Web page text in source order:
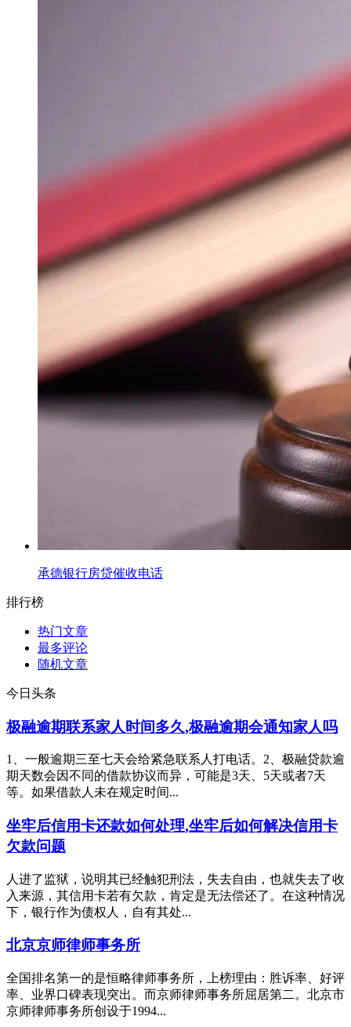
承德银行房贷催收电话
排行榜
热门文章
最多评论
随机文章
今日头条
极融逾期联系家人时间多久,极融逾期会通知家人吗
1、一般逾期三至七天会给紧急联系人打电话。2、极融贷款逾
期天数会因不同的借款协议而异，可能是3天、5天或者7天
等。如果借款人未在规定时间...
坐牢后信用卡还款如何处理,坐牢后如何解决信用卡
欠款问题
人进了监狱，说明其已经触犯刑法，失去自由，也就失去了收
入来源，其信用卡若有欠款，肯定是无法偿还了。在这种情况
下，银行作为债权人，自有其处...
北京京师律师事务所
全国排名第一的是恒略律师事务所，上榜理由：胜诉率、好评
率、业界口碑表现突出。而京师律师事务所屈居第二。北京市
京师律师事务所创设于1994...